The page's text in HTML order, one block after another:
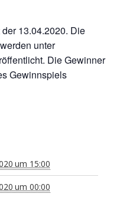
13.04.2020. Die
unter
Die Gewinner
Gewinnspiels
um 15:00
um 00:00